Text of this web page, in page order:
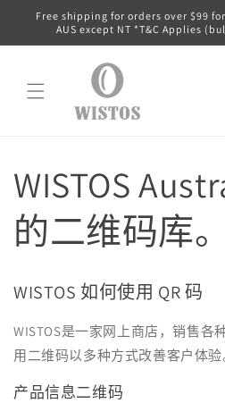
跳到内
Free shipping for orders over $99
AUS except NT *T&C Applies
WISTOS
的二维码库。
WISTOS 如何使用 QR 码
WISTOS是一家网上商店，销售各
用二维码以多种方式改善客户体验
产品信息二维码